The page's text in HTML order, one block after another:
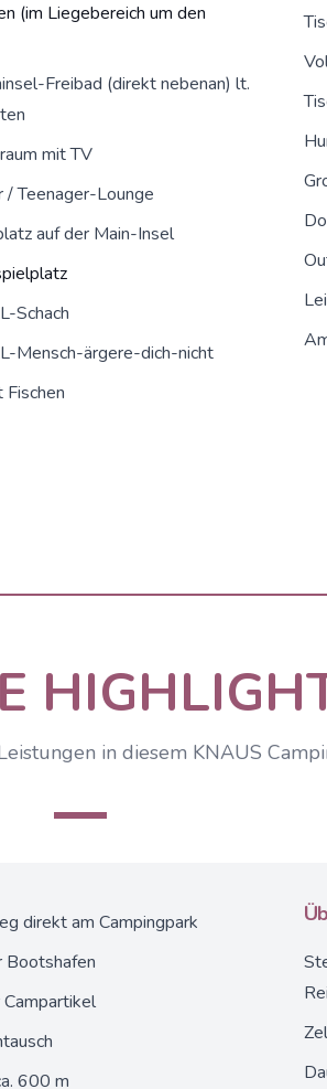
(im Liegebereich um den
Freibad (direkt nebenan) lt.
mit TV
/ Teenager-Lounge
auf der Main-Insel
Schach
Mensch-ärgere-dich-nicht
Fischen
in diesem KNAUS
direkt am Campingpark
Bootshafen
600 m